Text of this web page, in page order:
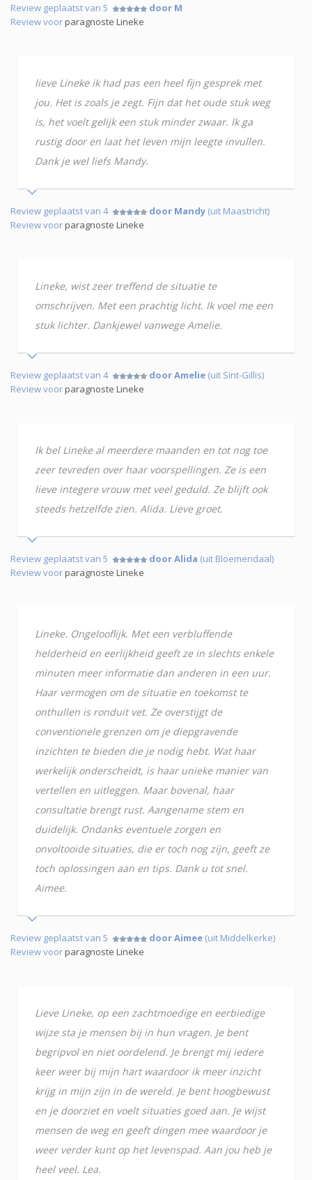
Review geplaatst van 5
door M
Review voorparagnoste Lineke
lieve Lineke ik had pas een heel fijn gesprek met
jou. Het is zoals je zegt. Fijn dat het oude stuk weg
is, het voelt gelijk een stuk minder zwaar. Ik ga
rustig door en laat het leven mijn leegte invullen.
Dank je wel liefs Mandy.
Review geplaatst van 4 door Mandy (uit Maastricht)
Review voorparagnoste Lineke
Lineke, wist zeer treffend de situatie te
omschrijven. Met een prachtig licht. Ik voel me een
stuk lichter. Dankjewel vanwege Amelie.
Review geplaatst van 4 door Amelie (uit Sint-Gillis)
Review voorparagnoste Lineke
Ik bel Lineke al meerdere maanden en tot nog toe
zeer tevreden over haar voorspellingen. Ze is een
lieve integere vrouw met veel geduld. Ze blijft ook
steeds hetzelfde zien. Alida. Lieve groet.
Review geplaatst van 5 door Alida (uit Bloemendaal)
Review voorparagnoste Lineke
Lineke. Ongelooflijk. Met een verbluffende
helderheid en eerlijkheid geeft ze in slechts enkele
minuten meer informatie dan anderen in een uur.
Haar vermogen om de situatie en toekomst te
onthullen is ronduit vet. Ze overstijgt de
conventionele grenzen om je diepgravende
inzichten te bieden die je nodig hebt. Wat haar
werkelijk onderscheidt, is haar unieke manier van
vertellen en uitleggen. Maar bovenal, haar
consultatie brengt rust. Aangename stem en
duidelijk. Ondanks eventuele zorgen en
onvoltooide situaties, die er toch nog zijn, geeft ze
toch oplossingen aan en tips. Dank u tot snel.
Aimee.
Review geplaatst van 5 door Aimee (uit Middelkerke)
Review voorparagnoste Lineke
Lieve Lineke, op een zachtmoedige en eerbiedige
wijze sta je mensen bij in hun vragen. Je bent
begripvol en niet oordelend. Je brengt mij iedere
keer weer bij mijn hart waardoor ik meer inzicht
krijg in mijn zijn in de wereld. Je bent hoogbewust
en je doorziet en voelt situaties goed aan. Je wijst
mensen de weg en geeft dingen mee waardoor je
weer verder kunt op het levenspad. Aan jou heb je
heel veel. Lea.